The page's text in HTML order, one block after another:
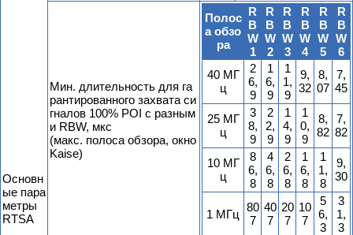
Основн
ые пара
метры
RTSA
Мин. длительность для га
рантированного захвата си
гналов 100% POI с разным
и RBW, мкс
(макс. полоса обзора, окно
Kaise)
Полос
а обзо
ра
R
B
W
1
R
B
W
2
R
B
W
3
R
B
W
4
R
B
W
5
R
B
W
6
40 МГ
ц
2
6,
9
1
6,
9
1
1,
9
9,
32
8,
07
7,
45
25 МГ
ц
3
8,
9
2
2,
9
1
4,
9
1
0,
9
8,
82
7,
82
10 МГ
ц
8
6,
8
4
6,
8
2
6,
8
1
6,
8
1
1,
8
9,
30
1 МГц
80
7
40
7
20
7
10
7
5
6,
3
3
1,
3